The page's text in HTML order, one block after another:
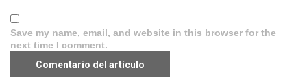
Save my name, email, and website in this browser for the
next time I comment.